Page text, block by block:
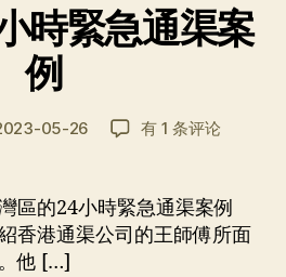
時緊急通渠案
例
05-26
荃
24
小
時
有 1 条评论
區的24小時緊急通渠案例
香港通渠公司的王師傅所面
他 […]